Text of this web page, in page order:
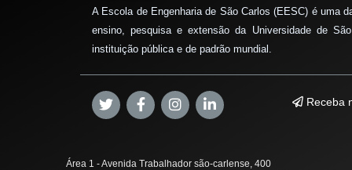
A Escola de Engenharia de São Carlos (EESC) é uma
ensino, pesquisa e extensão da Universidade de
instituição pública e de padrão mundial.
Receba
Área 1 - Avenida Trabalhador são-carlense, 400